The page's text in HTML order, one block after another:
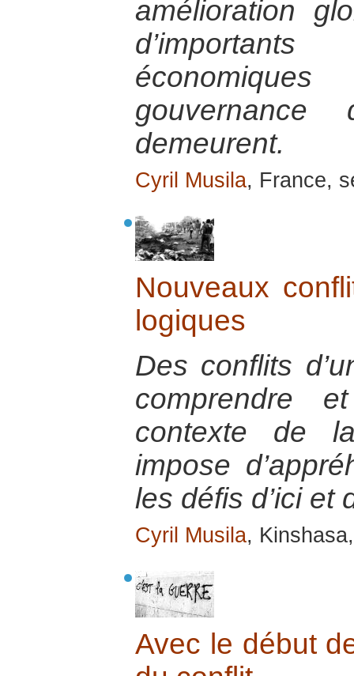
amélioration
demeurent.
Cyril Musila, France,
Nouveaux
logiques
Des conflits
comprendre
contexte de
impose
les défis d’ici et
Cyril Musila,
Avec le début